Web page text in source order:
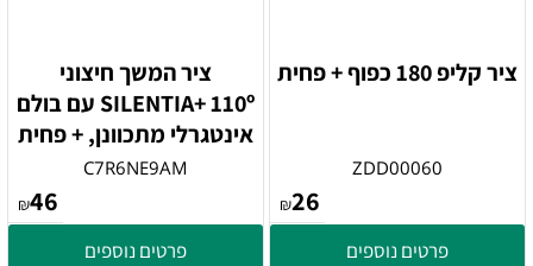
ציר קליפ 180 כפוף + פחית
ZDD00060
₪26
פרטים נוספים
ציר המשך חיצוני
SILENTIA+ 110º עם בולם
אינטגרלי מתכוונן, + פחית
C7R6NE9AM
₪46
פרטים נוספים